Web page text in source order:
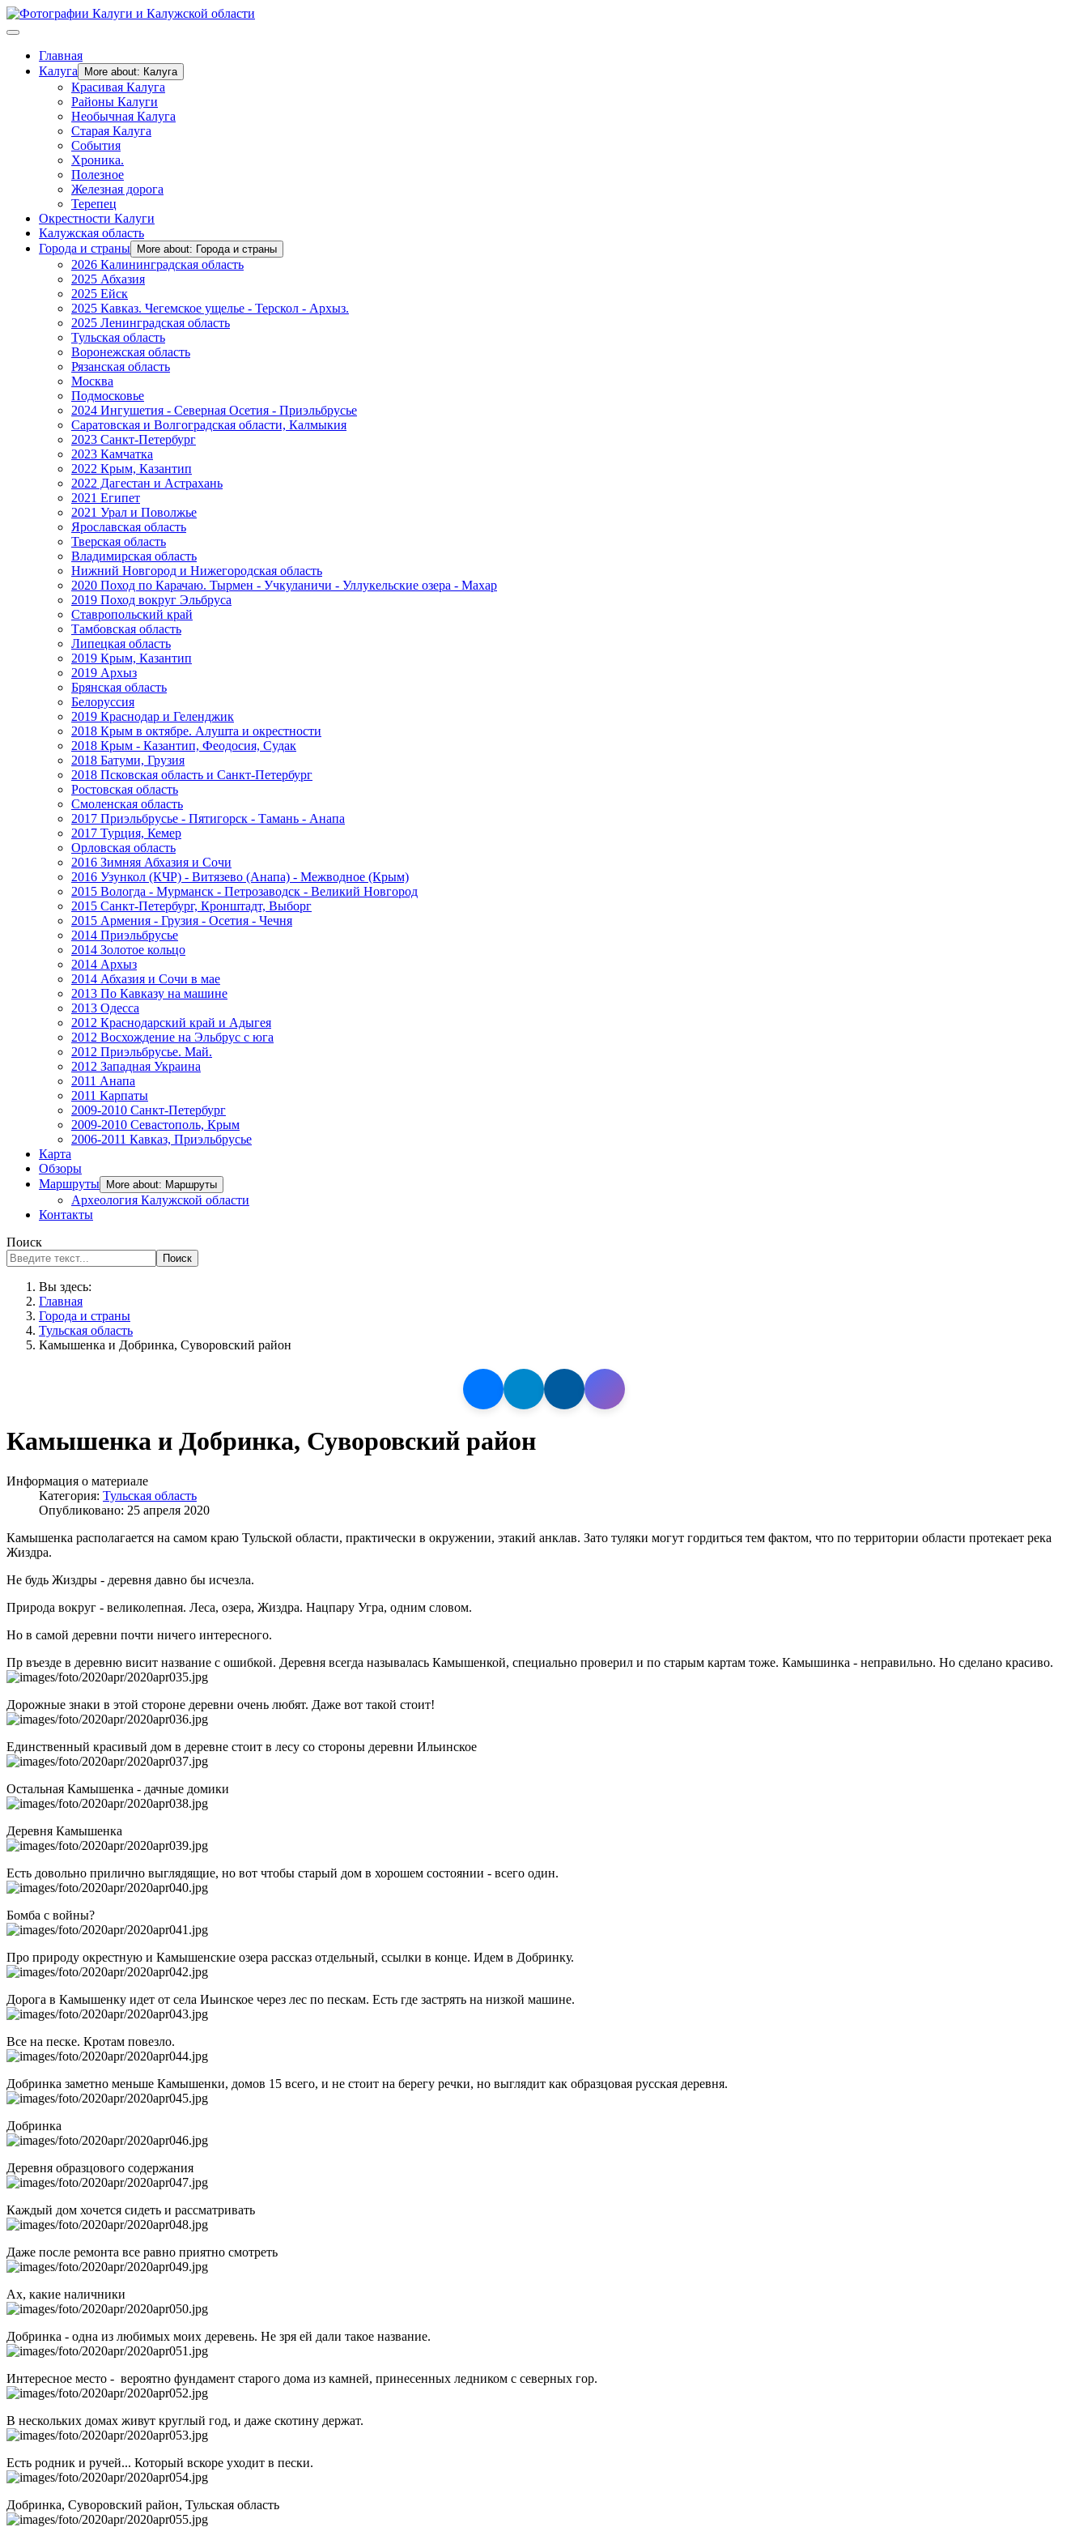
Главная
Калуга
More about: Калуга
Красивая Калуга
Районы Калуги
Необычная Калуга
Старая Калуга
События
Хроника.
Полезное
Железная дорога
Терепец
Окрестности Калуги
Калужская область
Города и страны
More about: Города и страны
2026 Калининградская область
2025 Абхазия
2025 Ейск
2025 Кавказ. Чегемское ущелье - Терскол - Архыз.
2025 Ленинградская область
Тульская область
Воронежская область
Рязанская область
Москва
Подмосковье
2024 Ингушетия - Северная Осетия - Приэльбрусье
Саратовская и Волгоградская области, Калмыкия
2023 Санкт-Петербург
2023 Камчатка
2022 Крым, Казантип
2022 Дагестан и Астрахань
2021 Египет
2021 Урал и Поволжье
Ярославская область
Тверская область
Владимирская область
Нижний Новгород и Нижегородская область
2020 Поход по Карачаю. Тырмен - Учкуланичи - Уллукельские озера - Махар
2019 Поход вокруг Эльбруса
Ставропольский край
Тамбовская область
Липецкая область
2019 Крым, Казантип
2019 Архыз
Брянская область
Белоруссия
2019 Краснодар и Геленджик
2018 Крым в октябре. Алушта и окрестности
2018 Крым - Казантип, Феодосия, Судак
2018 Батуми, Грузия
2018 Псковская область и Санкт-Петербург
Ростовская область
Смоленская область
2017 Приэльбрусье - Пятигорск - Тамань - Анапа
2017 Турция, Кемер
Орловская область
2016 Зимняя Абхазия и Сочи
2016 Узункол (КЧР) - Витязево (Анапа) - Межводное (Крым)
2015 Вологда - Мурманск - Петрозаводск - Великий Новгород
2015 Санкт-Петербург, Кронштадт, Выборг
2015 Армения - Грузия - Осетия - Чечня
2014 Приэльбрусье
2014 Золотое кольцо
2014 Архыз
2014 Абхазия и Сочи в мае
2013 По Кавказу на машине
2013 Одесса
2012 Краснодарский край и Адыгея
2012 Восхождение на Эльбрус с юга
2012 Приэльбрусье. Май.
2012 Западная Украина
2011 Анапа
2011 Карпаты
2009-2010 Санкт-Петербург
2009-2010 Севастополь, Крым
2006-2011 Кавказ, Приэльбрусье
Карта
Обзоры
Маршруты
More about: Маршруты
Археология Калужской области
Контакты
Поиск
Поиск
Вы здесь:
Главная
Города и страны
Тульская область
Камышенка и Добринка, Суворовский район
Камышенка и Добринка, Суворовский район
Информация о материале
Категория: Тульская область
Опубликовано: 25 апреля 2020
Камышенка располагается на самом краю Тульской области, практически в окружении, этакий анклав. Зато туляки могут гордиться тем фактом, что по территории области протекает река
Жиздра.
Не будь Жиздры - деревня давно бы исчезла.
Природа вокруг - великолепная. Леса, озера, Жиздра. Нацпару Угра, одним словом.
Но в самой деревни почти ничего интересного.
Пр въезде в деревню висит название с ошибкой. Деревня всегда называлась Камышенкой, специально проверил и по старым картам тоже. Камышинка - неправильно. Но сделано красиво.
Дорожные знаки в этой стороне деревни очень любят. Даже вот такой стоит!
Единственный красивый дом в деревне стоит в лесу со стороны деревни Ильинское
Остальная Камышенка - дачные домики
Деревня Камышенка
Есть довольно прилично выглядящие, но вот чтобы старый дом в хорошем состоянии - всего один.
Бомба с войны?
Про природу окрестную и Камышенские озера рассказ отдельный, ссылки в конце. Идем в Добринку.
Дорога в Камышенку идет от села Иьинское через лес по пескам. Есть где застрять на низкой машине.
Все на песке. Кротам повезло.
Добринка заметно меньше Камышенки, домов 15 всего, и не стоит на берегу речки, но выглядит как образцовая русская деревня.
Добринка
Деревня образцового содержания
Каждый дом хочется сидеть и рассматривать
Даже после ремонта все равно приятно смотреть
Ах, какие наличники
Добринка - одна из любимых моих деревень. Не зря ей дали такое название.
Интересное место - вероятно фундамент старого дома из камней, принесенных ледником с северных гор.
В нескольких домах живут круглый год, и даже скотину держат.
Есть родник и ручей... Который вскоре уходит в пески.
Добринка, Суворовский район, Тульская область